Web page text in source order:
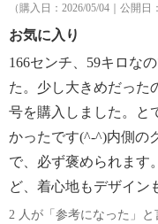
（購入日：2026/05/04｜公開日
お気に入り
166センチ、59キロな
た。少し大きめだった
号を購入しました。と
かったです(^-^)内側の
で、必ず褒められます
ど、着心地もデザイン
2 人が「参考になった」と